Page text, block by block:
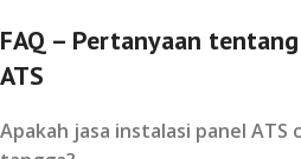
FAQ – Pertanyaan
ATS
Apakah jasa instalasi panel ATS